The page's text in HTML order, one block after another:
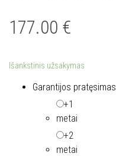
177.00 €
Išankstinis užsakymas
Garantijos pratęsimas
+1
metai
+2
metai